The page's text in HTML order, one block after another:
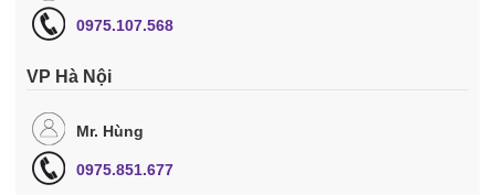
0975.107.568
VP Hà Nội
Mr. Hùng
0975.851.677